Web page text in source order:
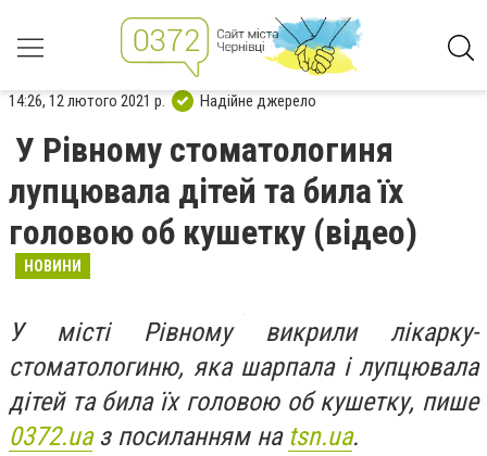
14:26, 12 лютого 2021 р. Надійне джерело
У Рівному стоматологиня
лупцювала дітей та била їх
головою об кушетку (відео)
НОВИНИ
У місті Рівному викрили лікарку-
стоматологиню, яка шарпала і лупцювала
дітей та била їх головою об кушетку, пише
0372.uaз посиланням на tsn.ua.